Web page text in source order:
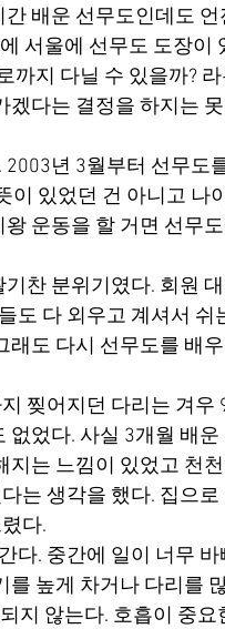
배운 선무도인데도
서울에 선무도 도장이
까지 다닐 수 있을까?
겠다는 결정을 하지는
년 3월부터 선무도
이 있었던 건 아니고 나
운동을 할 거면 선무
찬 분위기였다. 회원
도 다 외우고 계셔서 쉬
도 다시 선무도를 배
찢어지던 다리는 겨우
었다. 사실 3개월 배
는 느낌이 있었고 천
는 생각을 했다. 집으로
다.
. 중간에 일이 너무 바
높게 차거나 다리를
지 않는다. 호흡이 중요